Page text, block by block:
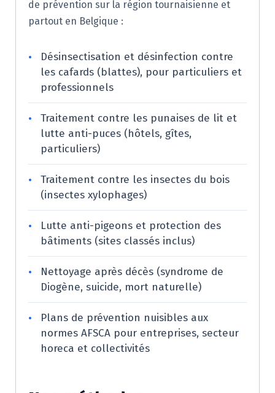
de prévention sur la région tournaisienne et
partout en Belgique :
•
Désinsectisation et désinfection contre
les cafards (blattes), pour particuliers et
professionnels
•
Traitement contre les punaises de lit et
lutte anti-puces (hôtels, gîtes,
particuliers)
•
Traitement contre les insectes du bois
(insectes xylophages)
•
Lutte anti-pigeons et protection des
bâtiments (sites classés inclus)
•
Nettoyage après décès (syndrome de
Diogène, suicide, mort naturelle)
•
Plans de prévention nuisibles aux
normes AFSCA pour entreprises, secteur
horeca et collectivités